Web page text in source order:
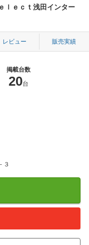
ｌｅｃｔ浅田インター
レビュー 販売実績
掲載台数
20台
３